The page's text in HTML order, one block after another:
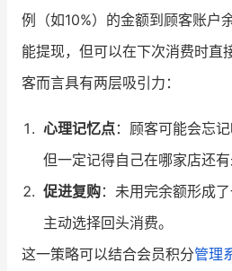
例（如10%）的金额到顾客账户
能提现，但可以在下次消费时直
客而言具有两层吸引力：
心理记忆点：顾客可能会忘
但一定记得自己在哪家店还有
促进复购：未用完余额形成
主动选择回头消费。
这一策略可以结合会员积分管理